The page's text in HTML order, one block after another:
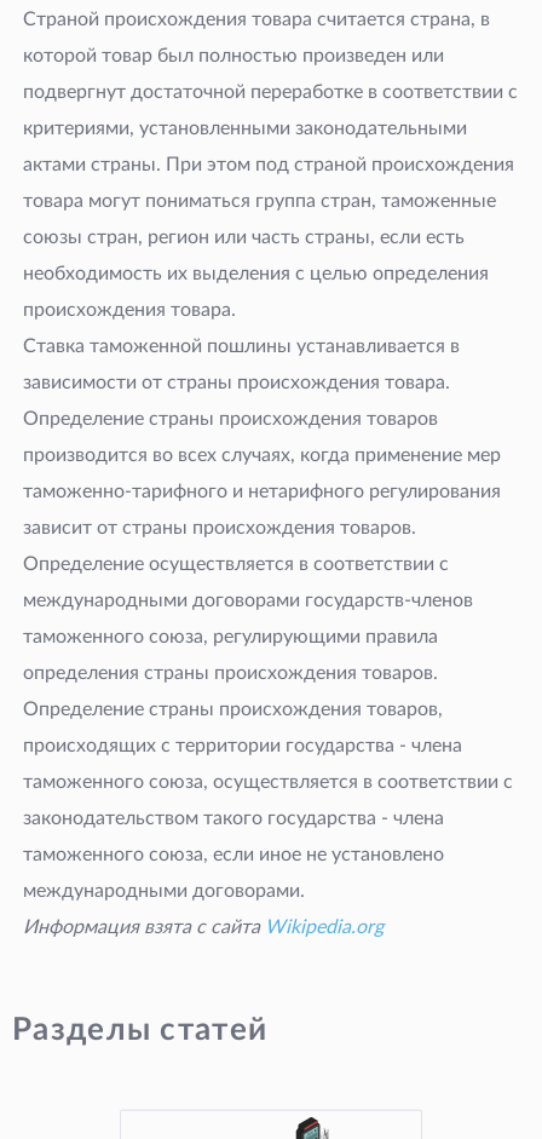
Страной происхождения товара считается страна, в
которой товар был полностью произведен или
подвергнут достаточной переработке в соответствии с
критериями, установленными законодательными
актами страны. При этом под страной происхождения
товара могут пониматься группа стран, таможенные
союзы стран, регион или часть страны, если есть
необходимость их выделения с целью определения
происхождения товара.
Ставка таможенной пошлины устанавливается в
зависимости от страны происхождения товара.
Определение страны происхождения товаров
производится во всех случаях, когда применение мер
таможенно-тарифного и нетарифного регулирования
зависит от страны происхождения товаров.
Определение осуществляется в соответствии с
международными договорами государств-членов
таможенного союза, регулирующими правила
определения страны происхождения товаров.
Определение страны происхождения товаров,
происходящих с территории государства - члена
таможенного союза, осуществляется в соответствии с
законодательством такого государства - члена
таможенного союза, если иное не установлено
международными договорами.
Информация взята с сайта Wikipedia.org
Разделы статей